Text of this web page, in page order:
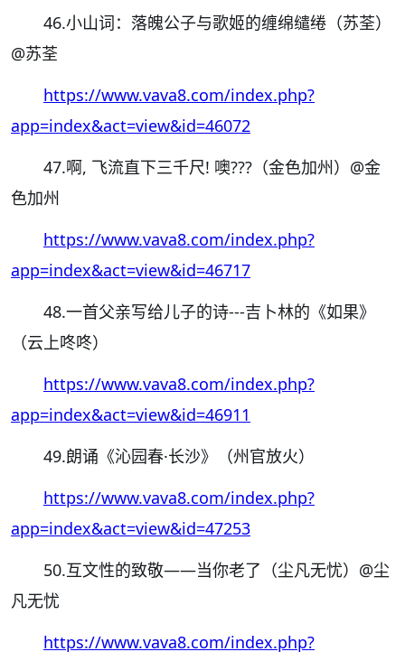
46.小山词：落魄公子与歌姬的缠绵缱绻（苏荃）
@苏荃
https://www.vava8.com/index.php?
app=index&act=view&id=46072
47.啊, 飞流直下三千尺! 噢???（金色加州） @金
色加州
https://www.vava8.com/index.php?
app=index&act=view&id=46717
48.一首父亲写给儿子的诗---吉卜林的《如果》
（云上咚咚）
https://www.vava8.com/index.php?
app=index&act=view&id=46911
49.朗诵《沁园春·长沙》（州官放火）
https://www.vava8.com/index.php?
app=index&act=view&id=47253
50.互文性的致敬——当你老了（尘凡无忧） @尘
凡无忧
https://www.vava8.com/index.php?